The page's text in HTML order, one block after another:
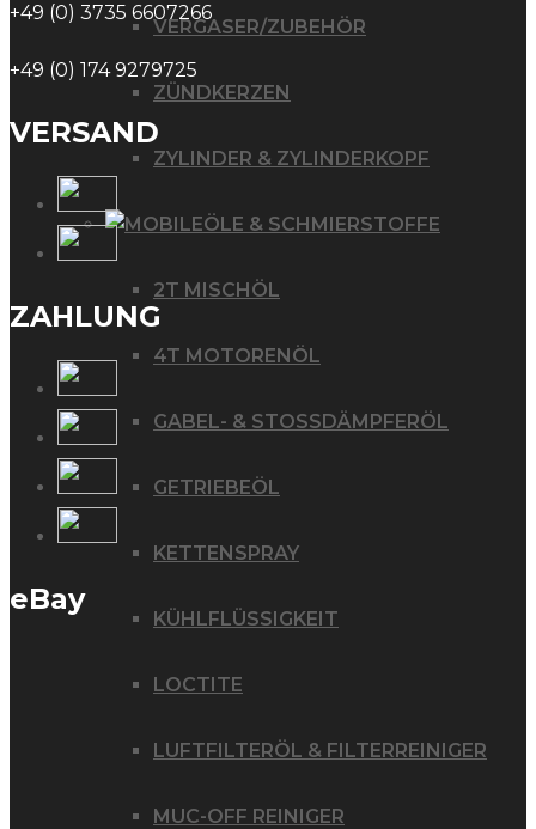
VERGASER/ZUBEHÖR
ZÜNDKERZEN
ZYLINDER & ZYLINDERKOPF
ÖLE & SCHMIERSTOFFE
2T MISCHÖL
4T MOTORENÖL
GABEL- & STOSSDÄMPFERÖL
GETRIEBEÖL
KETTENSPRAY
KÜHLFLÜSSIGKEIT
LOCTITE
LUFTFILTERÖL & FILTERREINIGER
MUC-OFF REINIGER
+49 (0) 3735 6607266
+49 (0) 174 9279725
VERSAND
ZAHLUNG
eBay